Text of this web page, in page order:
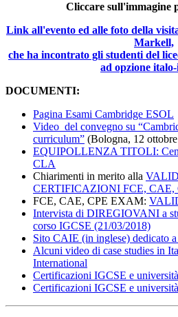
Cliccare sull'immagine
Link all'evento ed alle foto della
Markell,
che ha incontrato gli studenti del
ad opzione italo-
DOCUMENTI:
Pagina Esami Cambridge ESOL
Video del convegno su
curriculum” (Bologna, 12
EQUIPOLLENZA TITOLI:
CLA
Chiarimenti in merito alla
CERTIFICAZIONI FCE, CAE,
FCE, CAE, CPE EXAM:
Intervista di DIREGIOVANI a
corso IGCSE (21/03/2018)
Sito CAIE (in inglese) dedicato
Alcuni video di case studies in
International
Certificazioni IGCSE e
Certificazioni IGCSE e